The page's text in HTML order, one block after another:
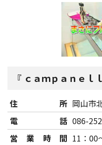
ｃａｍｐａｎｅｌ
住所 岡山市
電話 086-
営業時間 11：00